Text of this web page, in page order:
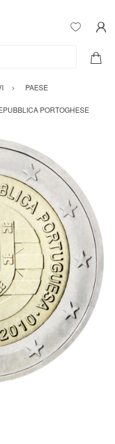
PAESE
PORTOGHESE